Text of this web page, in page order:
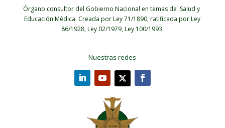
Órgano consultor del Gobierno Nacional en temas de Salud y
Educación Médica. Creada por Ley 71/1890, ratificada por Ley
86/1928, Ley 02/1979, Ley 100/1993.
Nuestras redes